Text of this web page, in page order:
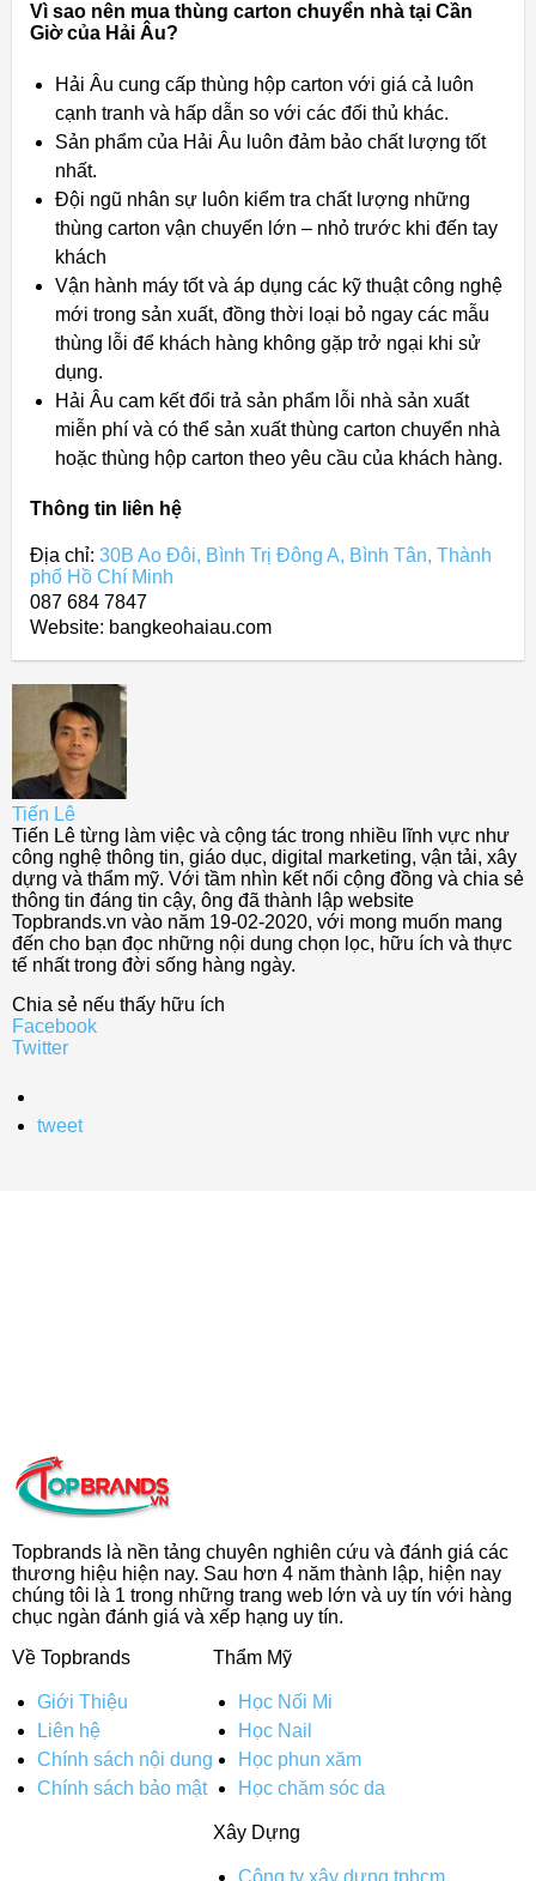
Vì sao nên mua thùng carton chuyển nhà tại Cần
Giờ của Hải Âu?
Hải Âu cung cấp thùng hộp carton với giá cả luôn
cạnh tranh và hấp dẫn so với các đối thủ khác.
Sản phẩm của Hải Âu luôn đảm bảo chất lượng tốt
nhất.
Đội ngũ nhân sự luôn kiểm tra chất lượng những
thùng carton vận chuyển lớn – nhỏ trước khi đến tay
khách
Vận hành máy tốt và áp dụng các kỹ thuật công nghệ
mới trong sản xuất, đồng thời loại bỏ ngay các mẫu
thùng lỗi để khách hàng không gặp trở ngại khi sử
dụng.
Hải Âu cam kết đổi trả sản phẩm lỗi nhà sản xuất
miễn phí và có thể sản xuất thùng carton chuyển nhà
hoặc thùng hộp carton theo yêu cầu của khách hàng.
Thông tin liên hệ
Địa chỉ: 30B Ao Đôi, Bình Trị Đông A, Bình Tân, Thành
phố Hồ Chí Minh
087 684 7847
Website: bangkeohaiau.com
Tiến Lê
Tiến Lê từng làm việc và cộng tác trong nhiều lĩnh vực như
công nghệ thông tin, giáo dục, digital marketing, vận tải, xây
dựng và thẩm mỹ. Với tầm nhìn kết nối cộng đồng và chia sẻ
thông tin đáng tin cậy, ông đã thành lập website
Topbrands.vn vào năm 19-02-2020, với mong muốn mang
đến cho bạn đọc những nội dung chọn lọc, hữu ích và thực
tế nhất trong đời sống hàng ngày.
Chia sẻ nếu thấy hữu ích
Facebook
Twitter
tweet
Topbrands là nền tảng chuyên nghiên cứu và đánh giá các
thương hiệu hiện nay. Sau hơn 4 năm thành lập, hiện nay
chúng tôi là 1 trong những trang web lớn và uy tín với hàng
chục ngàn đánh giá và xếp hạng uy tín.
Về Topbrands
Giới Thiệu
Liên hệ
Chính sách nội dung
Chính sách bảo mật
Thẩm Mỹ
Học Nối Mi
Học Nail
Học phun xăm
Học chăm sóc da
Xây Dựng